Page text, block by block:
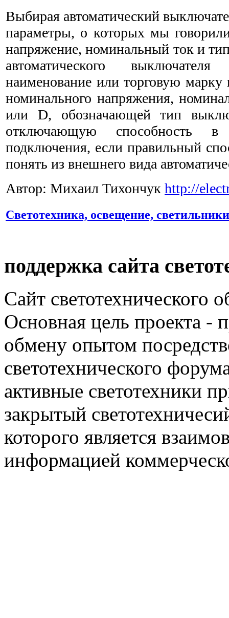
Выбирая автоматический
параметры, о которых мы
напряжение, номинальный ток и
автоматического
наименование или торговую марку
номинального напряжения,
или D, обозначающей тип
отключающую способность
подключения, если правильный
понять из внешнего вида
Автор: Михаил Тихончук http://
Светотехника, освещение, светильники
поддержка сайта
Сайт светотехнического
Основная цель проекта -
обмену опытом
светотехнического
активные светотехники
закрытый
которого является
информацией